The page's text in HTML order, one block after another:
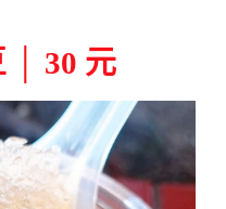
│ 30 元